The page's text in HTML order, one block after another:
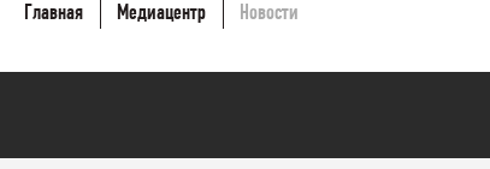
Главная Медиацентр Новости